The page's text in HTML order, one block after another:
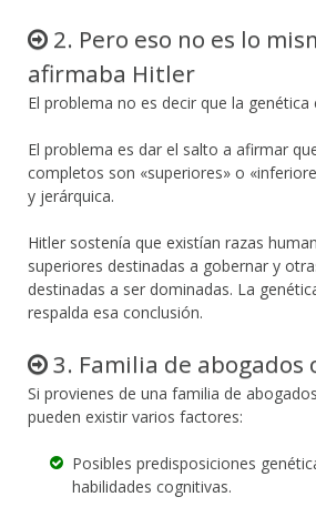
2. Pero eso no es lo
afirmaba Hitler
El problema no es decir que la genética
El problema es dar el salto a afirmar
completos son «superiores» o
y jerárquica.
Hitler sostenía que existían razas
superiores destinadas a gobernar y
destinadas a ser dominadas. La
respalda esa conclusión.
3. Familia de abogados
Si provienes de una familia de
pueden existir varios factores:
Posibles predisposiciones
habilidades cognitivas.